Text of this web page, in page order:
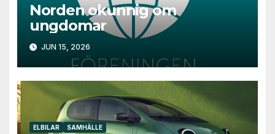
Norden okunnig om
ungdomar
JUN 15, 2026
ELBILAR SAMHÄLLE